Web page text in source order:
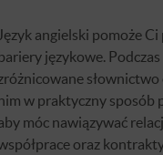
Język angielski pomoże Ci
językowe.
słownictwo
w praktyczny sposób
móc nawiązywać
oraz